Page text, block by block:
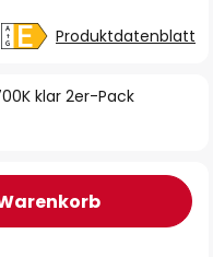
klar 2er-Pack
Produktdatenblatt